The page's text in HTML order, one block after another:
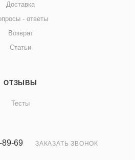
Доставка
- ответы
Возврат
Статьи
ОТЗЫВЫ
Тесты
89-69 ЗАКАЗАТЬ ЗВОНОК